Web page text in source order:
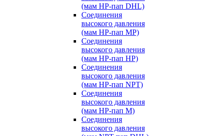
(мам HP-пап DHL)
Соединения
высокого давления
(мам HP-пап MP)
Соединения
высокого давления
(мам HP-пап HP)
Соединения
высокого давления
(мам HP-пап NPT)
Соединения
высокого давления
(мам HP-пап M)
Соединения
высокого давления